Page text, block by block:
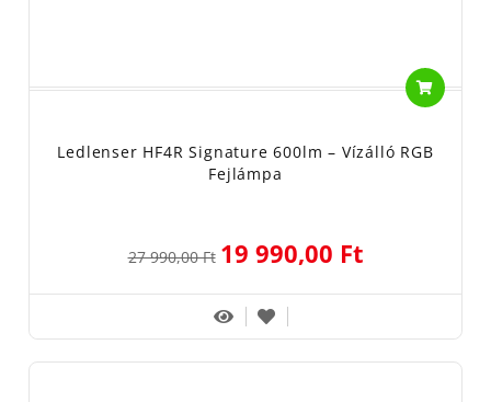
Ledlenser HF4R Signature 600lm – Vízálló RGB
Fejlámpa
27 990,00 Ft 19 990,00 Ft